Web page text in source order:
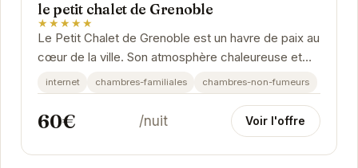
le petit chalet de Grenoble
★★★★★
Le Petit Chalet de Grenoble est un havre de paix au
cœur de la ville. Son atmosphère chaleureuse et
son décor soigné créent un environnement...
internet chambres-familiales chambres-non-fumeurs
60€ /nuit Voir l'offre